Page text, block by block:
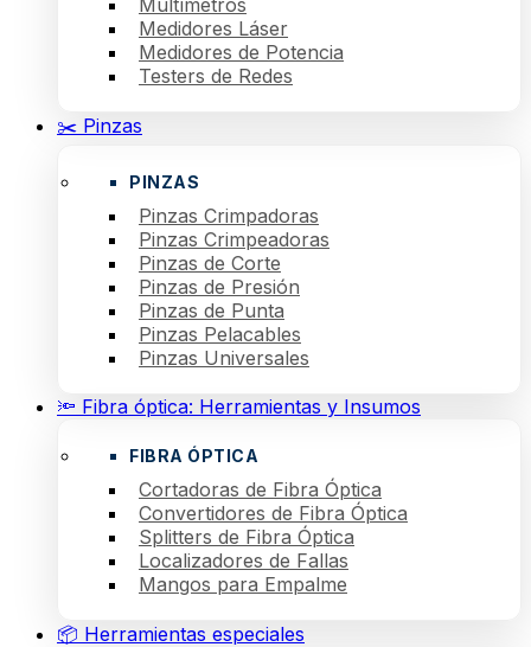
Multímetros
Medidores Láser
Medidores de Potencia
Testers de Redes
✂️ Pinzas
PINZAS
Pinzas Crimpadoras
Pinzas Crimpeadoras
Pinzas de Corte
Pinzas de Presión
Pinzas de Punta
Pinzas Pelacables
Pinzas Universales
🔦 Fibra óptica: Herramientas y Insumos
FIBRA ÓPTICA
Cortadoras de Fibra Óptica
Convertidores de Fibra Óptica
Splitters de Fibra Óptica
Localizadores de Fallas
Mangos para Empalme
📦 Herramientas especiales